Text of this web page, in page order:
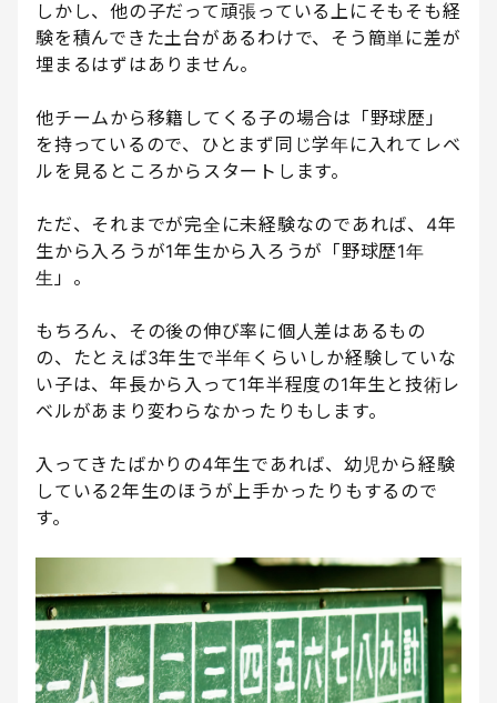
しかし、他の子だって頑張っている上にそもそも経
験を積んできた土台があるわけで、そう簡単に差が
埋まるはずはありません。
他チームから移籍してくる子の場合は「野球歴」
を持っているので、ひとまず同じ学年に入れてレベ
ルを見るところからスタートします。
ただ、それまでが完全に未経験なのであれば、4年
生から入ろうが1年生から入ろうが「野球歴1年
生」。
もちろん、その後の伸び率に個人差はあるもの
の、たとえば3年生で半年くらいしか経験していな
い子は、年長から入って1年半程度の1年生と技術レ
ベルがあまり変わらなかったりもします。
入ってきたばかりの4年生であれば、幼児から経験
している2年生のほうが上手かったりもするので
す。